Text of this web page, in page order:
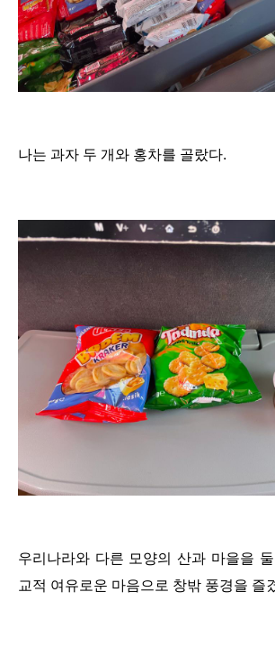
나는 과자 두 개와 홍차를 골랐다.
우리나라와 다른 모양의 산과 마을을 둘
교적 여유로운 마음으로 창밖 풍경을 즐